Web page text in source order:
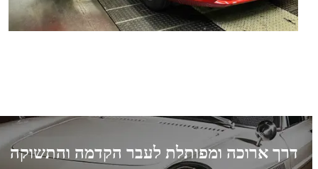
דרך ארוכה ומפותלת לעבר הקדמה והתשוקה